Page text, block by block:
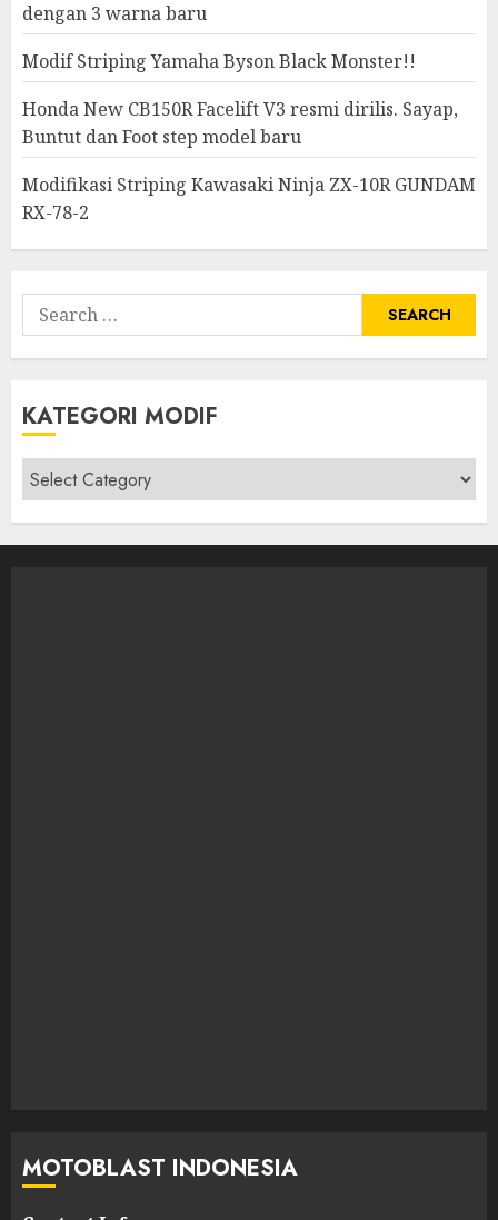
dengan 3 warna baru
Modif Striping Yamaha Byson Black Monster!!
Honda New CB150R Facelift V3 resmi dirilis. Sayap,
Buntut dan Foot step model baru
Modifikasi Striping Kawasaki Ninja ZX-10R GUNDAM
RX-78-2
Search
for:
KATEGORI MODIF
Kategori
modif
MOTOBLAST INDONESIA